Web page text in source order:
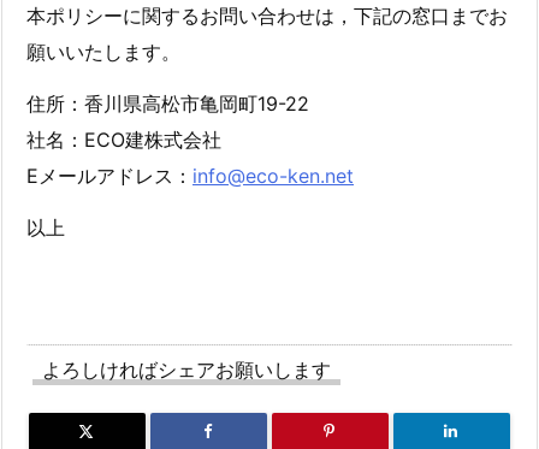
本ポリシーに関するお問い合わせは，下記の窓口までお
願いいたします。
住所：香川県高松市亀岡町19-22
社名：ECO建株式会社
Eメールアドレス： info@eco-ken.net
以上
よろしければシェアお願いします